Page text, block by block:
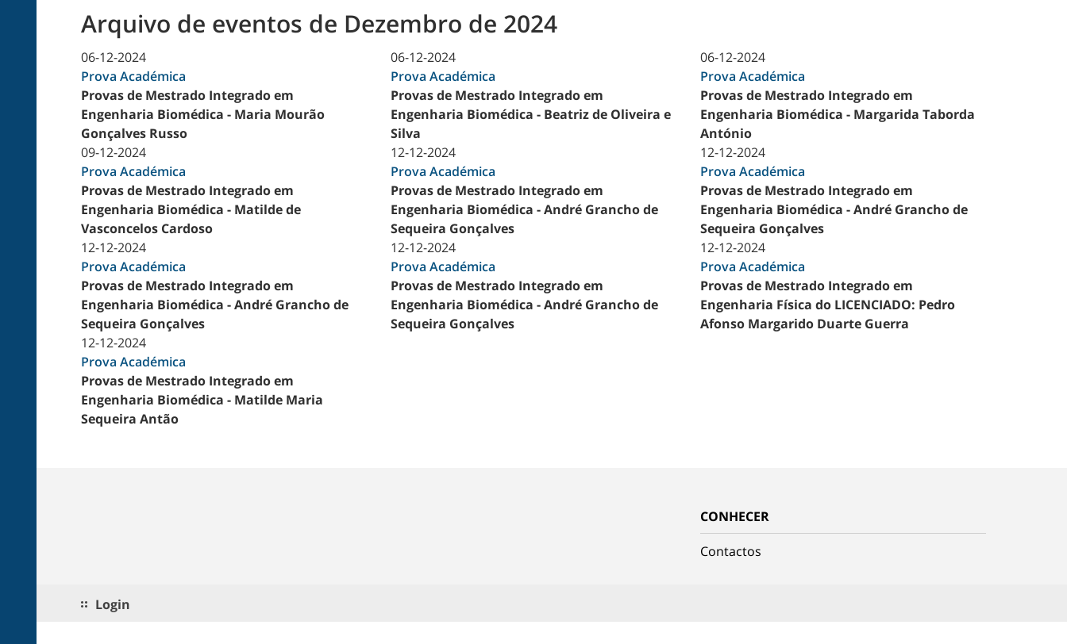
Arquivo de eventos de Dezembro de 2024
06-12-2024
Prova Académica
Provas de Mestrado Integrado em
Engenharia Biomédica - Maria Mourão
Gonçalves Russo
06-12-2024
Prova Académica
Provas de Mestrado Integrado em
Engenharia Biomédica - Beatriz de Oliveira e
Silva
06-12-2024
Prova Académica
Provas de Mestrado Integrado em
Engenharia Biomédica - Margarida Taborda
António
09-12-2024
Prova Académica
Provas de Mestrado Integrado em
Engenharia Biomédica - Matilde de
Vasconcelos Cardoso
12-12-2024
Prova Académica
Provas de Mestrado Integrado em
Engenharia Biomédica - André Grancho de
Sequeira Gonçalves
12-12-2024
Prova Académica
Provas de Mestrado Integrado em
Engenharia Biomédica - André Grancho de
Sequeira Gonçalves
12-12-2024
Prova Académica
Provas de Mestrado Integrado em
Engenharia Biomédica - André Grancho de
Sequeira Gonçalves
12-12-2024
Prova Académica
Provas de Mestrado Integrado em
Engenharia Biomédica - André Grancho de
Sequeira Gonçalves
12-12-2024
Prova Académica
Provas de Mestrado Integrado em
Engenharia Física do LICENCIADO: Pedro
Afonso Margarido Duarte Guerra
12-12-2024
Prova Académica
Provas de Mestrado Integrado em
Engenharia Biomédica - Matilde Maria
Sequeira Antão
CONHECER
Contactos
Login